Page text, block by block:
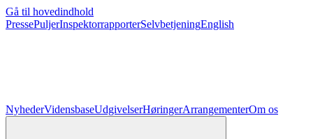
Gå til hovedindhold
PressePuljerInspektorrapporterSelvbetjeningEnglish
NyhederVidensbaseUdgivelserHøringerArrangementerOm os